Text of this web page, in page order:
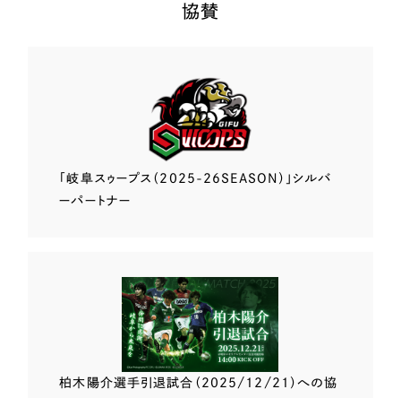
協賛
「岐阜スゥープス （2025-26SEASON）」 シルバ
ーパートナー
柏木陽介選手引退試合（2025/12/21）への協